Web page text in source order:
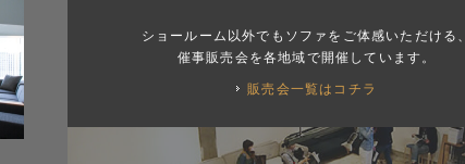
ショールーム以外でもソファをご体感いただける、
催事販売会を各地域で開催しています。
販売会一覧はコチラ